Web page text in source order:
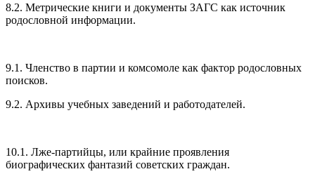
8.2. Метрические книги и документы ЗАГС как источник
родословной информации.
9.1. Членство в партии и комсомоле как фактор родословных
поисков.
9.2. Архивы учебных заведений и работодателей.
10.1. Лже-партийцы, или крайние проявления
биографических фантазий советских граждан.